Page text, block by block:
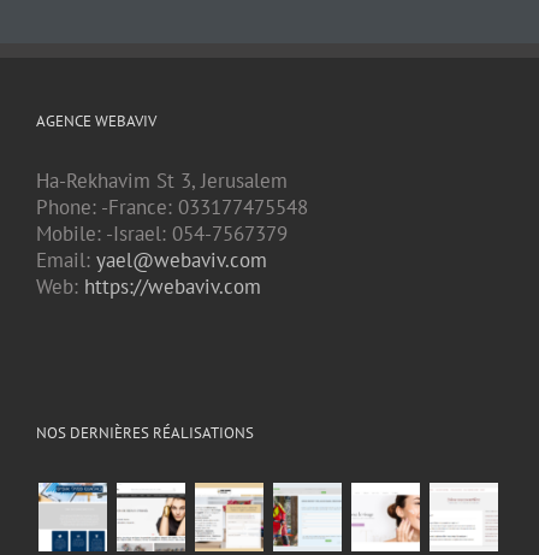
AGENCE WEBAVIV
Ha-Rekhavim St 3, Jerusalem
Phone: -France: 033177475548
Mobile: -Israel: 054-7567379
Email: yael@webaviv.com
Web: https://webaviv.com
NOS DERNIÈRES RÉALISATIONS